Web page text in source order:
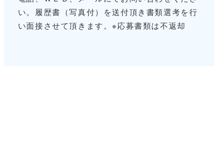
い。履歴書（写真付）を送付頂き書類選考を行
い面接させて頂きます。※応募書類は不返却